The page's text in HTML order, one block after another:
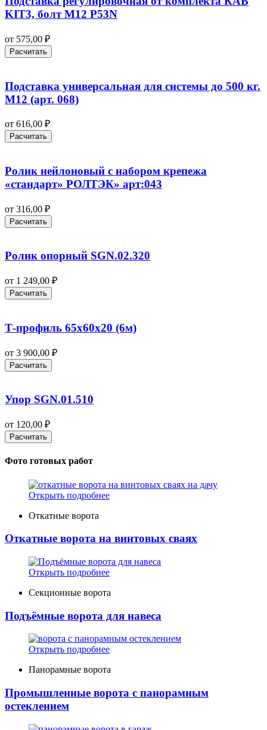
KIT3, болт М12 P53N
от 575,00 ₽
Расчитать
Подставка универсальная для системы до 500 кг.
М12 (арт. 068)
от 616,00 ₽
Расчитать
Ролик нейлоновый с набором крепежа
«стандарт» РОЛТЭК» арт:043
от 316,00 ₽
Расчитать
Ролик опорный SGN.02.320
от 1 249,00 ₽
Расчитать
Т-профиль 65х60х20 (6м)
от 3 900,00 ₽
Расчитать
Упор SGN.01.510
от 120,00 ₽
Расчитать
Фото готовых работ
Открыть подробнее
Откатные ворота
Откатные ворота на винтовых сваях
Открыть подробнее
Секционные ворота
Подъёмные ворота для навеса
Открыть подробнее
Панорамные ворота
Промышленные ворота с панорамным
остеклением